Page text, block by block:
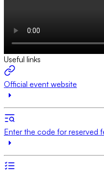
Useful links
Official event website
Enter the code for reserved